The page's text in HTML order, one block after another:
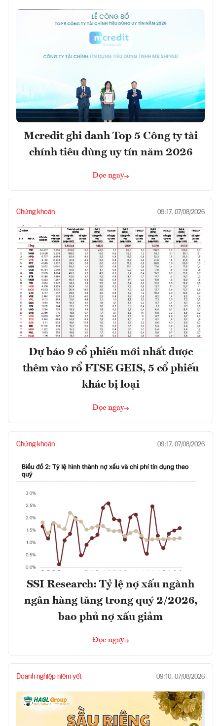
Mcredit ghi danh Top 5 Công ty tài
chính tiêu dùng uy tín năm 2026
Đọc ngay
Chứng khoán 09:17, 07/08/2026
Dự báo 9 cổ phiếu mới nhất được
thêm vào rổ FTSE GEIS, 5 cổ phiếu
khác bị loại
Đọc ngay
Chứng khoán 09:17, 07/08/2026
SSI Research: Tỷ lệ nợ xấu ngành
ngân hàng tăng trong quý 2/2026,
bao phủ nợ xấu giảm
Đọc ngay
Doanh nghiệp niêm yết 09:10, 07/08/2026